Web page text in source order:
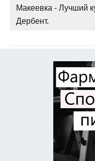
Макеевка - Лучший
Дербент.